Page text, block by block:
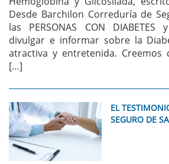
Desde Barchilon Correduría de
las PERSONAS CON
divulgar e informar sobre la
atractiva y entretenida. Creemos
[…]
EL
SEGURO DE